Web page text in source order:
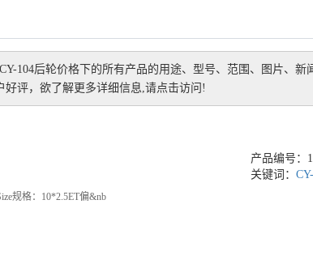
CY-104后轮价格 下的所有产品的用途、型号、范围、图片、
评，欲了解更多详细信息,请点击访问!
产品编号：
关键词：
规格：10*2.5ET偏&nb